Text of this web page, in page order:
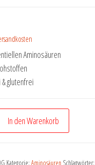
Aminosäuren
glutenfrei
In den Warenkorb
Kategorie: Aminosäuren Schlagwörter: